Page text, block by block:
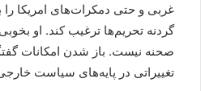
غربی و حتی دمکرات‌های امریکا را
گردنه تحریم‌ها ترغیب کند. او بخوبی
صحنه نیست. باز شدن امکانات
تغییراتی در پایه‌های سیاست